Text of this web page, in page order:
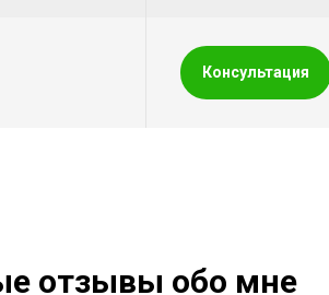
Консультация
отзывы обо мне